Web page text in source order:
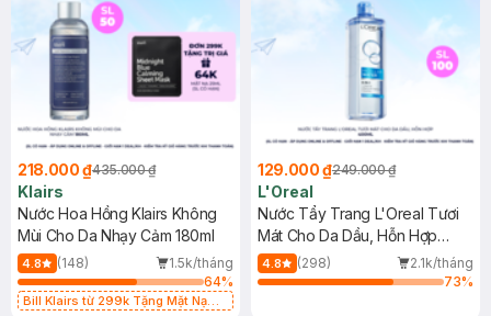
218.000 ₫435.000 ₫
Klairs
Nước Hoa Hồng Klairs Không
Mùi Cho Da Nhạy Cảm 180ml
4.8 (148)
1.5k/tháng
64%
Bill Klairs từ 299k Tặng Mặt Nạ
129.000 ₫249.000 ₫
L'Oreal
Nước Tẩy Trang L'Oreal Tươi
Mát Cho Da Dầu, Hỗn Hợp
400ml
4.8 (298)
2.1k/tháng
73%